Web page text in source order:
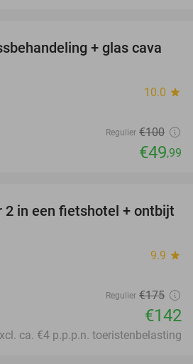
50%
+ glas cava
10.0 star
Regulier €100
€49,99
19%
2 in een fietshotel + ontbijt
9.9 star
Regulier €175
€142
ca. €4 p.p.p.n. toeristenbelasting